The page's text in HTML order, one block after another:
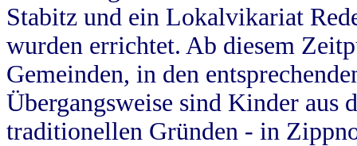
Stabitz und ein Lokalvikariat
wurden errichtet. Ab diesem
Gemeinden, in den
Übergangsweise sind Kinder aus
traditionellen Gründen - in